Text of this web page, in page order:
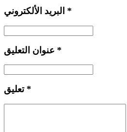
*
*
تعليق *